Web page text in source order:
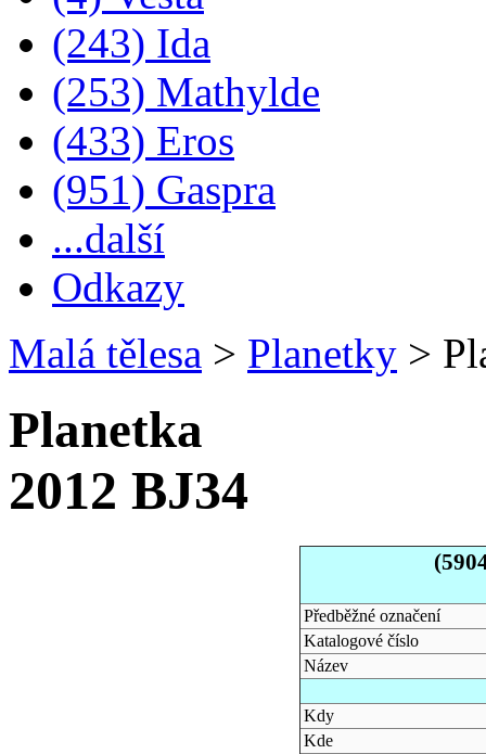
(243) Ida
(253) Mathylde
(433) Eros
(951) Gaspra
...další
Odkazy
Malá tělesa > Planetky >
Planetka
2012 BJ34
Předběžné označení
Katalogové číslo
Název
Kdy
Kde